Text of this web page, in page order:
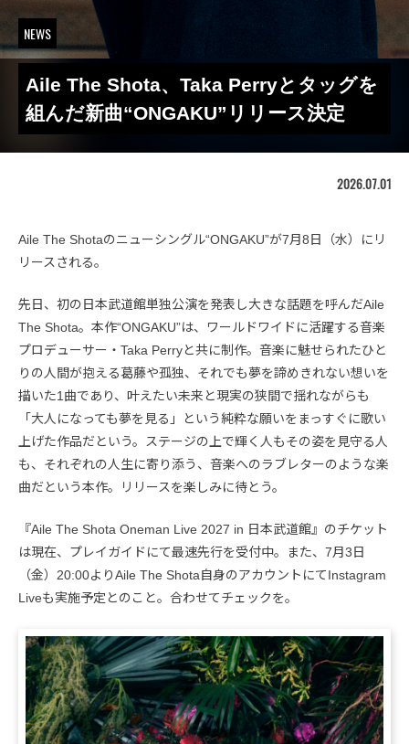
NEWS
Aile The Shota、Taka Perryとタッグを
組んだ新曲“ONGAKU”リリース決定
2026.07.01
Aile The Shotaのニューシングル“ONGAKU”が7月8日（水）にリ
リースされる。
先日、初の日本武道館単独公演を発表し大きな話題を呼んだAile
The Shota。本作“ONGAKU”は、ワールドワイドに活躍する音楽
プロデューサー・Taka Perryと共に制作。音楽に魅せられたひと
りの人間が抱える葛藤や孤独、それでも夢を諦めきれない想いを
描いた1曲であり、叶えたい未来と現実の狭間で揺れながらも
「大人になっても夢を見る」という純粋な願いをまっすぐに歌い
上げた作品だという。ステージの上で輝く人もその姿を見守る人
も、それぞれの人生に寄り添う、音楽へのラブレターのような楽
曲だという本作。リリースを楽しみに待とう。
『Aile The Shota Oneman Live 2027 in 日本武道館』のチケット
は現在、プレイガイドにて最速先行を受付中。また、7月3日
（金）20:00よりAile The Shota自身のアカウントにてInstagram
Liveも実施予定とのこと。合わせてチェックを。